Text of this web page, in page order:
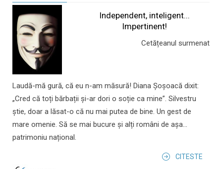
Independent, inteligent...
Impertinent!
Cetățeanul surmenat
Laudă-mă gură, că eu n-am măsură! Diana Șoșoacă dixit:
„Cred că toți bărbații și-ar dori o soție ca mine”. Silvestru
știe, doar a lăsat-o că nu mai putea de bine. Un gest de
mare omenie. Să se mai bucure și alți români de așa...
patrimoniu național.
CITESTE